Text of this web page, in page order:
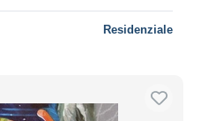
Residenziale